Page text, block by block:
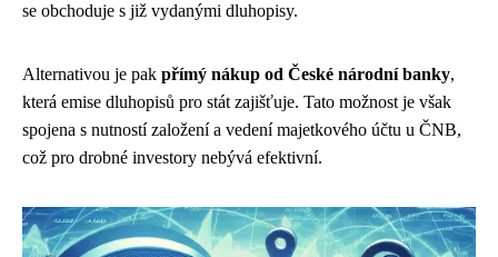
se obchoduje s již vydanými dluhopisy.
Alternativou je pak přímý nákup od České národní banky,
která emise dluhopisů pro stát zajišťuje. Tato možnost je však
spojena s nutností založení a vedení majetkového účtu u ČNB,
což pro drobné investory nebývá efektivní.